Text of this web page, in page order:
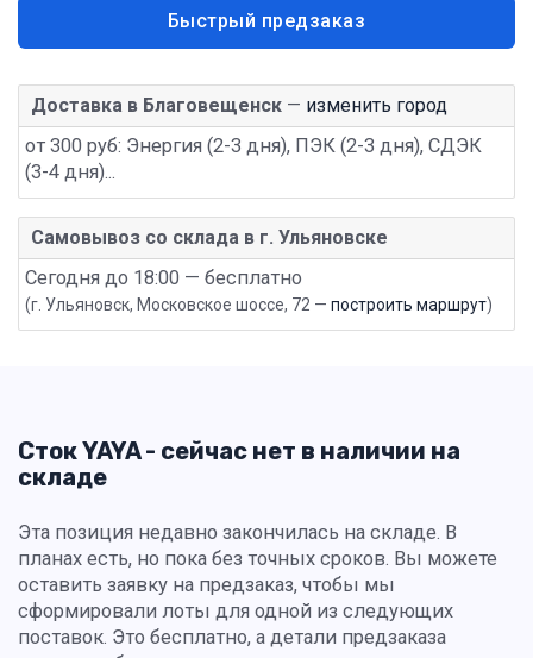
Быстрый предзаказ
Доставка в Благовещенск — изменить город
от 300 руб: Энергия (2-3 дня), ПЭК (2-3 дня), СДЭК
(3-4 дня)...
Самовывоз со склада в г. Ульяновске
Сегодня до 18:00 — бесплатно
(г. Ульяновск, Московское шоссе, 72 — построить маршрут)
Сток YAYA - сейчас нет в наличии на
складе
Эта позиция недавно закончилась на складе. В
планах есть, но пока без точных сроков. Вы можете
оставить заявку на предзаказ, чтобы мы
сформировали лоты для одной из следующих
поставок. Это бесплатно, а детали предзаказа